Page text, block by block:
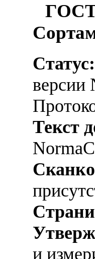
ГОСТ
Статус:
версии
Текст
и